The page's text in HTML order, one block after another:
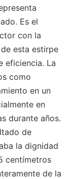
Es el
con la
esta estirpe
eficiencia. La
como
en un
en
durante años.
de
la dignidad
centímetros
de la